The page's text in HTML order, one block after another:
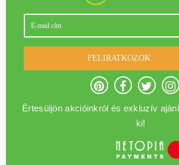
FELIRATKOZOK
Értesüljön akcióinkról és exkluzív
ki!